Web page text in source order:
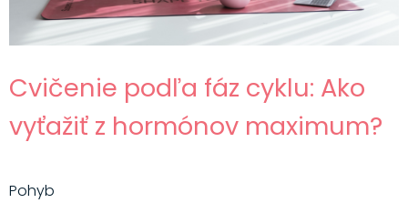
Cvičenie podľa fáz cyklu: Ako
vyťažiť z hormónov maximum?
Pohyb